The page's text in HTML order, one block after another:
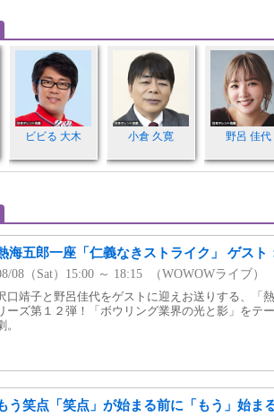
ビビる 大木 小倉 久寛 野呂 佳代
海五郎一座「仁義なきストライク」 ゲスト
08（Sat）15:00 ～ 18:15 （WOWOWライブ）
口靖子と野呂佳代をゲストに迎えお送りする、「
ーズ第１２弾！「ボウリング業界の光と影」をテ
。
う笑点「笑点」が始まる前に「もう」始ま